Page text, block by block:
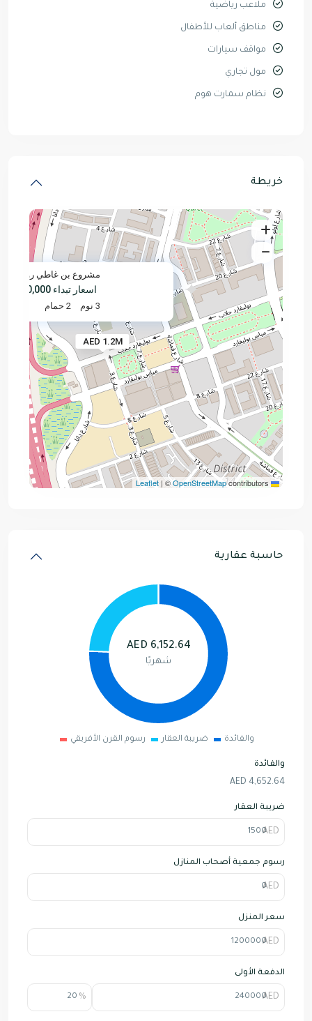
ملاعب رياضية
مناطق ألعاب للأطفال
مواقف سيارات
مول تجاري
نظام سمارت هوم
خريطة
AED 1.2M
مشروع بن غاطي رويال |
اسعار تبداء 1,200,000
3 نوم 2 حمام
| ©OpenStreetMapcontributors
حاسبة عقارية
AED 6,152.64
شهريًا
والفائدة ضريبة العقار رسوم القرن الأفريقي
والفائدة
AED 4,652.64
ضريبة العقار
رسوم جمعية أصحاب المنازل
سعر المنزل
الدفعة الأولى